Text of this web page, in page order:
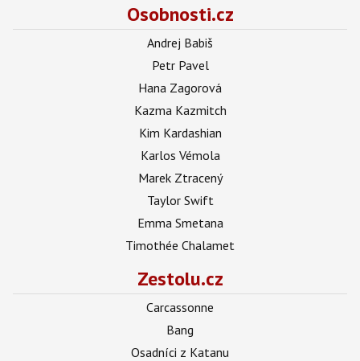
Osobnosti.cz
Andrej Babiš
Petr Pavel
Hana Zagorová
Kazma Kazmitch
Kim Kardashian
Karlos Vémola
Marek Ztracený
Taylor Swift
Emma Smetana
Timothée Chalamet
Zestolu.cz
Carcassonne
Bang
Osadníci z Katanu